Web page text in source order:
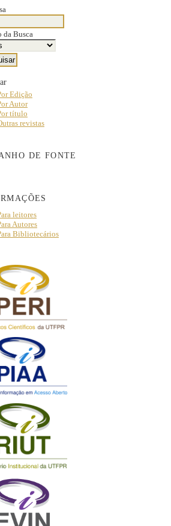
da Busca
Edição
Autor
título
revistas
DE FONTE
leitores
Autores
Bibliotecários